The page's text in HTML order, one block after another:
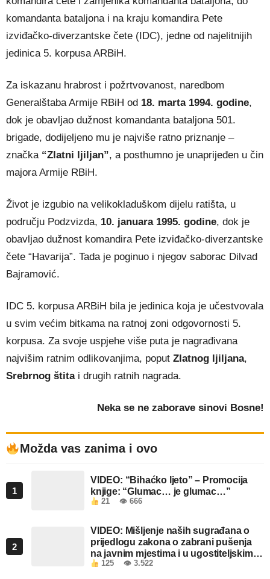
komandanta bataljona i na kraju komandira Pete
izviđačko-diverzantske čete (IDC), jedne od najelitnijih
jedinica 5. korpusa ARBiH.
Za iskazanu hrabrost i požrtvovanost, naredbom
Generalštaba Armije RBiH od 18. marta 1994. godine,
dok je obavljao dužnost komandanta bataljona 501.
brigade, dodijeljeno mu je najviše ratno priznanje –
značka “Zlatni ljiljan”, a posthumno je unaprijeđen u čin
majora Armije RBiH.
Život je izgubio na velikokladuškom dijelu ratišta, u
području Podzvizda, 10. januara 1995. godine, dok je
obavljao dužnost komandira Pete izviđačko-diverzantske
čete “Havarija”. Tada je poginuo i njegov saborac Dilvad
Bajramović.
IDC 5. korpusa ARBiH bila je jedinica koja je učestvovala
u svim većim bitkama na ratnoj zoni odgovornosti 5.
korpusa. Za svoje uspjehe više puta je nagrađivana
najvišim ratnim odlikovanjima, poput Zlatnog ljiljana,
Srebrnog štitai drugih ratnih nagrada.
Neka se ne zaborave sinovi Bosne!
Možda vas zanima i ovo
1
VIDEO: “Bihaćko ljeto” – Promocija
knjige: “Glumac… je glumac…”
21 👁 666
2
VIDEO: Mišljenje naših sugrađana o
prijedlogu zakona o zabrani pušenja
na javnim mjestima i u ugostiteljskim
objektima u FBiH
125 👁 3.522